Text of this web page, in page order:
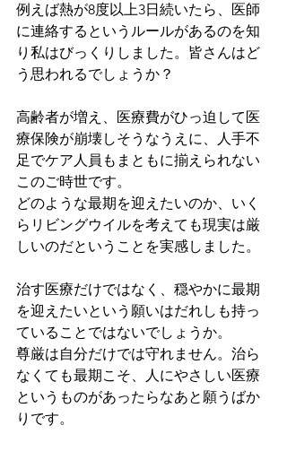
例えば熱が8度以上3日続いたら、医師
に連絡するというルールがあるのを知
り私はびっくりしました。皆さんはど
う思われるでしょうか？
高齢者が増え、医療費がひっ迫して医
療保険が崩壊しそうなうえに、人手不
足でケア人員もまともに揃えられない
このご時世です。
どのような最期を迎えたいのか、いく
らリビングウイルを考えても現実は厳
しいのだということを実感しました。
治す医療だけではなく、穏やかに最期
を迎えたいという願いはだれしも持っ
ていることではないでしょうか。
尊厳は自分だけでは守れません。治ら
なくても最期こそ、人にやさしい医療
というものがあったらなあと願うばか
りです。